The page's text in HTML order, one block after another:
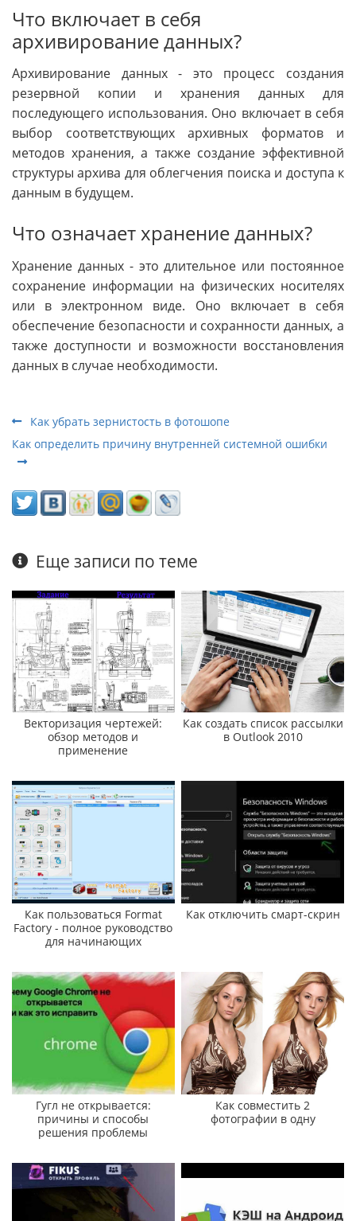
Что включает в себя
архивирование данных?
Архивирование данных - это процесс создания
резервной копии и хранения данных для
последующего использования. Оно включает в себя
выбор соответствующих архивных форматов и
методов хранения, а также создание эффективной
структуры архива для облегчения поиска и доступа к
данным в будущем.
Что означает хранение данных?
Хранение данных - это длительное или постоянное
сохранение информации на физических носителях
или в электронном виде. Оно включает в себя
обеспечение безопасности и сохранности данных, а
также доступности и возможности восстановления
данных в случае необходимости.
Как убрать зернистость в фотошопе
Как определить причину внутренней системной ошибки
Еще записи по теме
Векторизация чертежей:
обзор методов и
применение
Как создать список рассылки
в Outlook 2010
Как пользоваться Format
Factory - полное руководство
для начинающих
Как отключить смарт-скрин
Гугл не открывается:
причины и способы
решения проблемы
Как совместить 2
фотографии в одну